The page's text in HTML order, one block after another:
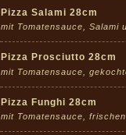
Pizza Salami 28cm
mit Tomatensauce, Salami
Pizza Prosciutto 28cm
mit Tomatensauce,
Pizza Funghi 28cm
mit Tomatensauce,